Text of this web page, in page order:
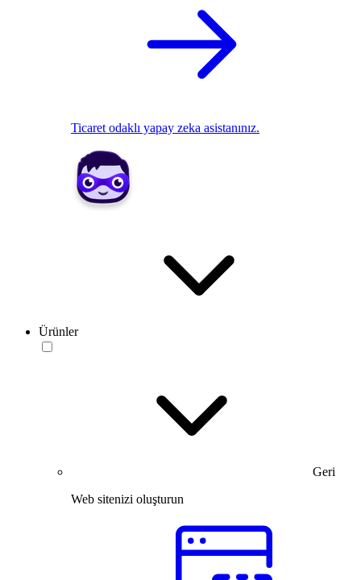
Ticaret odaklı yapay zeka asistanınız.
Ürünler
Geri
Web sitenizi oluşturun